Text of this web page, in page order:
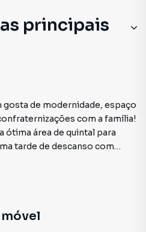
principais
gosta de modernidade, espaço
com a família!
ótima área de quintal para
tarde de descanso com
para que toda a família fique
para que você finalize com o